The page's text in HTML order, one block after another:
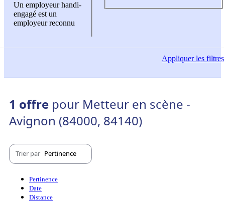
Un employeur handi-
engagé est un
employeur reconnu
Appliquerles filtres
1 offre pour Metteur en scène -
Avignon (84000, 84140)
Trier par Pertinence
Pertinence
Date
Distance